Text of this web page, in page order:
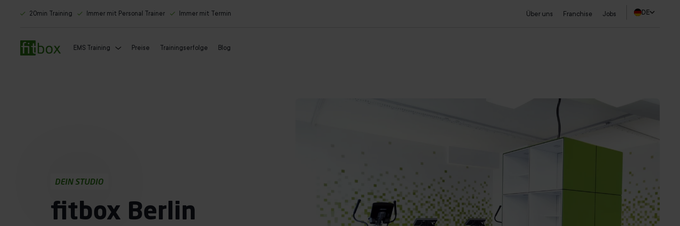
20min Training Immer mit Personal Trainer Immer mit Termin Über uns Franchise Jobs DE
EMS Training Preise Trainingserfolge Blog
DEIN STUDIO
fitbox Berlin